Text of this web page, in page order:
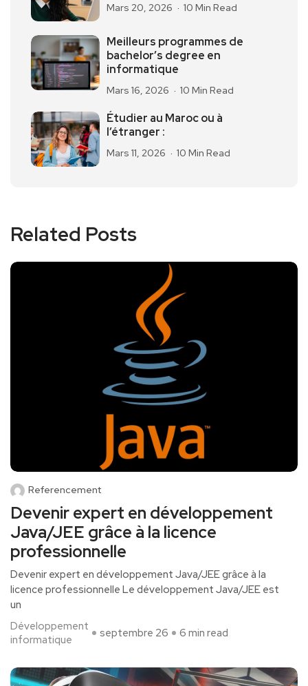
Mars 20, 2026 10 Min Read
Meilleurs programmes de
bachelor’s degree en
informatique
Mars 16, 2026 10 Min Read
Étudier au Maroc ou à
l’étranger :
Mars 11, 2026 10 Min Read
Related Posts
Referencement
Devenir expert en développement
Java/JEE grâce à la licence
professionnelle
Devenir expert‌ en développement Java/JEE grâce à⁣ la
licence professionnelle Le développement Java/JEE est
un
Développement
informatique
septembre 26 6 min read